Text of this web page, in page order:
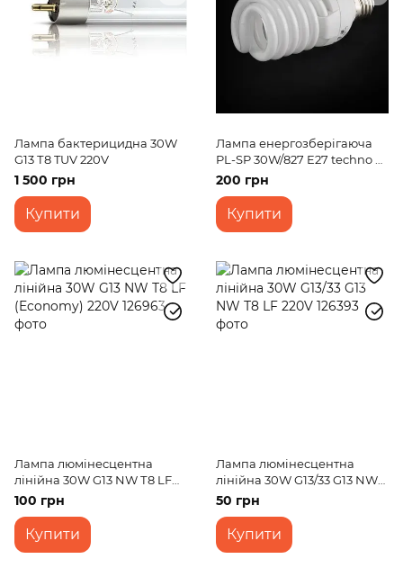
Лампа бактерицидна 30W
G13 Т8 TUV 220V
1 500 грн
Купити
Лампа енергозберігаюча
PL-SP 30W/827 E27 techno Br
220V
200 грн
Купити
Лампа люмінесцентна
лінійна 30W G13 NW Т8 LF
(Economy) 220V
100 грн
Купити
Лампа люмінесцентна
лінійна 30W G13/33 G13 NW
Т8 LF 220V
50 грн
Купити